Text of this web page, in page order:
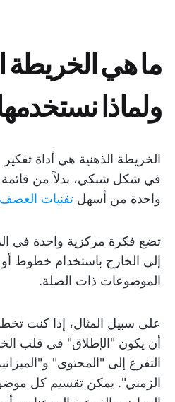
ما هي الخريطة
ولماذا
الخريطة الذهنية هي أداة
في شكل شبكي، بدلاً من
واحدة من أسهل تقنيات
تضع فكرة مركزية واحدة في
إلى الخارج باستخدام خطوط أو
الموضوعات ذات الصلة.
على سبيل المثال، إذا كنت
أن يكون "الإطلاق" في قلب
التفرع إلى "المحتوى"
الزمني". يمكن تقسيم كل